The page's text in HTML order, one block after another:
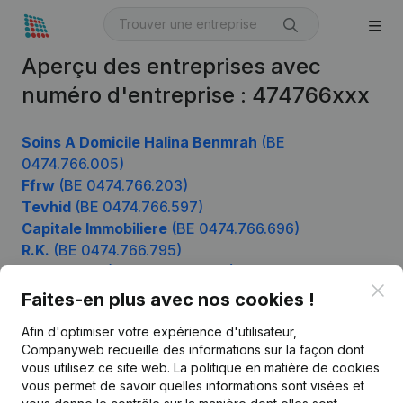
Aperçu des entreprises avec
numéro d'entreprise : 474766xxx
Soins A Domicile Halina Benmrah (BE
0474.766.005)
Ffrw (BE 0474.766.203)
Tevhid (BE 0474.766.597)
Capitale Immobiliere (BE 0474.766.696)
R.K. (BE 0474.766.795)
Faites-en plus avec nos cookies !
Afin d'optimiser votre expérience d'utilisateur,
Companyweb recueille des informations sur la façon dont
vous utilisez ce site web. La politique en matière de cookies
vous permet de savoir quelles informations sont visées et
Produit
Informations d’entreprise